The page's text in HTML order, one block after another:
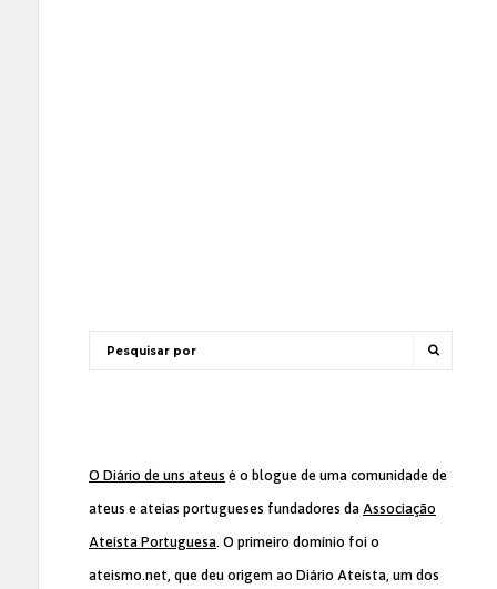
O Diário de uns ateus é o blogue de uma comunidade de
ateus e ateias portugueses fundadores da Associação
Ateísta Portuguesa. O primeiro domínio foi o
ateismo.net, que deu origem ao Diário Ateísta, um dos